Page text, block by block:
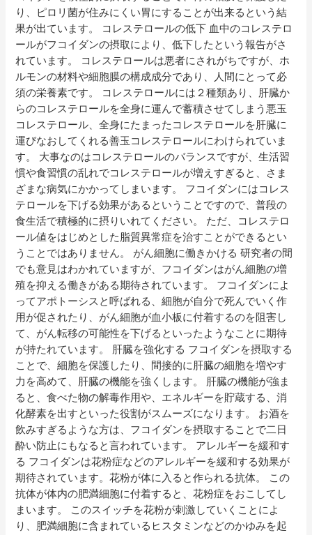
り、ピロリ菌が住みにくい胃にすることが出来るという結
果が出ています。 コレステロールの低下 血中のコレステロ
ールがフコイダンの摂取により、低下したという報告がさ
れています。 コレステロールは悪者にされがちですが、ホ
ルモンの材料や細胞膜の構成成分であり、人間にとって必
須の栄養素です。 コレステロールには２種類あり、肝臓か
らのコレステロールを全身に運んで蓄積させてしまう悪玉
コレステロール、全身にたまったコレステロールを肝臓に
運びなおしてくれる善玉コレステロールにわけられていま
す。 大事なのはコレステロールのバランスですが、生活習
慣や食習慣の乱れでコレステロールが増えすぎると、さま
ざまな病気にかかってしまいます。 フコイダンにはコレス
テロールを下げる効果があるということですので、普段の
食生活で積極的に摂りいれてください。 ただ、コレステロ
ール値をはじめとした脂質異常症を治すことができるとい
うことではありません。 がん細胞に働きかける 研究者の間
でも意見はわかれていますが、フコイダンはがん細胞の増
殖を抑える働きがある期待されています。 フコイダンによ
ってアポトーシスと呼ばれる、細胞が自分で死んでいく作
用が促されたり、がん細胞が血小板に付着するのを阻害し
て、がん転移の可能性を下げるといったようなことに期待
が持たれています。 肝臓を強化する フコイダンを摂取する
ことで、細胞を保護したり、間接的に肝臓の細胞を増やす
力を高めて、肝臓の機能を強くします。 肝臓の機能が強ま
ると、食べた物の解毒作用や、エネルギーを貯蔵する、消
化酵素を出すといった役割がスムーズになります。 お酒を
飲みすぎるような方は、フコイダンを摂取することで二日
酔い防止にもなると言われています。 アレルギーを緩和す
る フコイダンは花粉症などのアレルギーを緩和する効果が
期待されています。花粉が体に入ると作られる抗体。 この
抗体が体内の肥満細胞に付着すると、花粉症をおこしてし
まいます。 このスイッチを花粉が刺激していくことによ
り、肥満細胞に含まれているヒスタミンなどのかゆみを起